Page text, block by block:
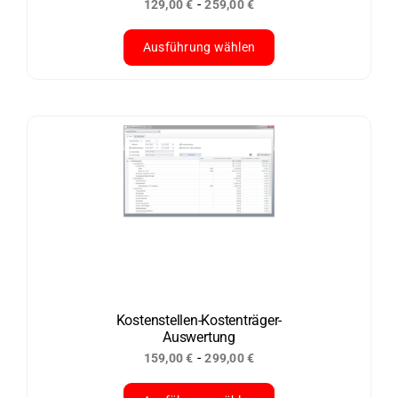
gewählt
werden
129,00€ -259,00€
Ausführung wählen
weist
mehrere
Varianten
auf.
Die
der
Produktseite
gewählt
werden
Kostenstellen-Kostenträger-
Auswertung
159,00€ -299,00€